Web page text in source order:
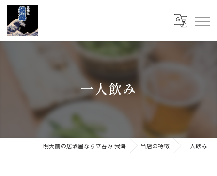
一人飲み
明大前の居酒屋なら立呑み 我海 当店の特徴 一人飲み